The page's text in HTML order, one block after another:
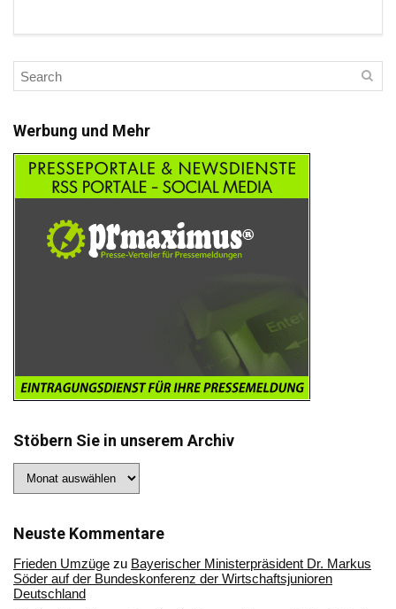
Werbung und Mehr
Stöbern Sie in unserem Archiv
Sie
Archiv
Neuste Kommentare
Frieden Umzüge zu Bayerischer Ministerpräsident Dr. Markus
Söder auf der Bundeskonferenz der Wirtschaftsjunioren
Deutschland